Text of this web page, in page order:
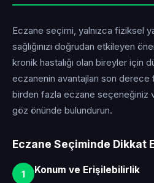
Eczane seçimi, yalnızca fiziksel
sağlığınızı doğrudan etkileyen
kronik hastalığı olan bireyler için
eczanenin avantajları son derece
birden fazla eczane seçeneğiniz
göz önünde bulundurun.
Eczane Seçiminde Dikkat
1 Konum ve Erişilebilirlik